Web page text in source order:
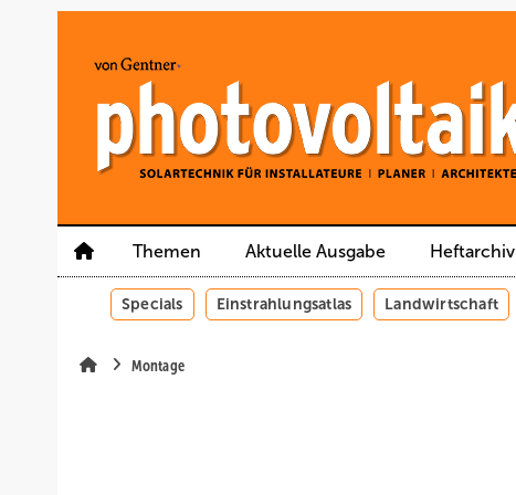
Themen Aktuelle Ausgabe Heftarchiv
Specials Einstrahlungsatlas Landwirtschaft
Montage